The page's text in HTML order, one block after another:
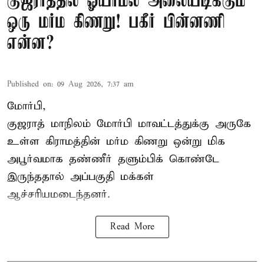
ஒரு மர்ம கிணறு! பகீர் பின்னணி
என்ன?
Published on: 09 Aug 2026, 7:37 am
மோர்பி,
குஜராத் மாநிலம் மோர்பி மாவட்டத்துக்கு அருகே
உள்ள கிராமத்தின் மர்ம கிணறு ஒன்று மிக
அபூர்வமாக தண்ணீர் தளும்பிக் கொண்டே
இருந்ததால் அப்பகுதி மக்கள்
ஆச்சரியமடைந்தனர்.
Read More